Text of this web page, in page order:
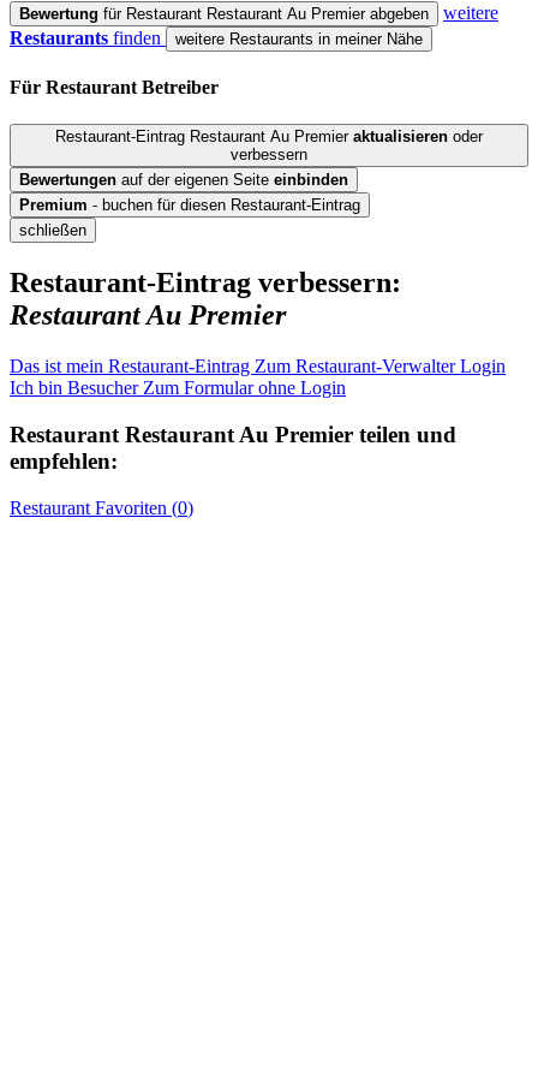
Bewertung für Restaurant Restaurant Au Premier abgeben
weitere
Restaurants finden weitere Restaurants in meiner Nähe
Für Restaurant Betreiber
Restaurant-Eintrag Restaurant Au Premier aktualisieren oder
verbessern
Bewertungen auf der eigenen Seite einbinden
Premium - buchen für diesen Restaurant-Eintrag
schließen
Restaurant-Eintrag verbessern:
Restaurant Au Premier
Das ist mein Restaurant-Eintrag Zum Restaurant-Verwalter Login
Ich bin Besucher Zum Formular ohne Login
Restaurant Restaurant Au Premier teilen und
empfehlen:
Restaurant Favoriten (0)